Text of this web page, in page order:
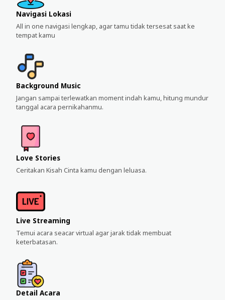
Navigasi Lokasi
All in one navigasi lengkap, agar tamu tidak tersesat saat ke
tempat kamu
Background Music
Jangan sampai terlewatkan moment indah kamu, hitung mundur
tanggal acara pernikahanmu.
Love Stories
Ceritakan Kisah Cinta kamu dengan leluasa.
Live Streaming
Temui acara seacar virtual agar jarak tidak membuat
keterbatasan.
Detail Acara